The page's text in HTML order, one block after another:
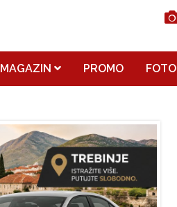
MAGAZIN PROMO FOTO